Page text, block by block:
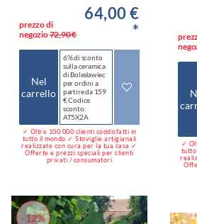
prezzo di
negozio72,90 €
64,00 €
*
Nel
carrello
6% di sconto
sulla ceramica
di Bolesławiec
per ordini a
partire da 159
€ Codice
sconto:
AT5X2A
✓ Oltre 100.000 clienti soddisfatti in
tutto il mondo ✓ Stoviglie artigianali
realizzate con cura per la tua casa ✓
Offerte e prezzi speciali per clienti
privati / consumatori
✓
tutto
-12%